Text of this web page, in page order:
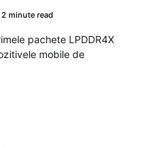
2 minute read
pachete LPDDR4X
mobile de